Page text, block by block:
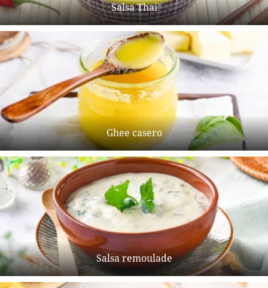
Salsa Thai
Ghee casero
Salsa remoulade